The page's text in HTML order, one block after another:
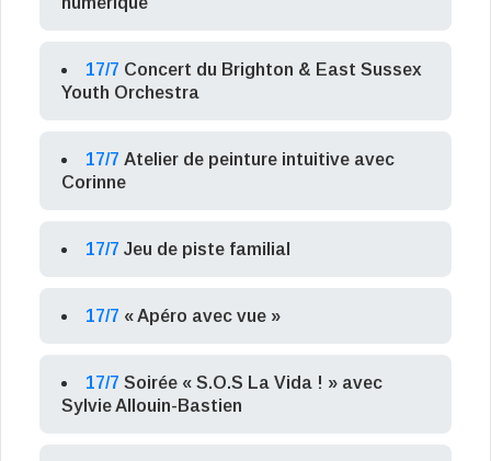
17/7 Concert du Brighton & East Sussex
Youth Orchestra
17/7 Atelier de peinture intuitive avec
Corinne
17/7 Jeu de piste familial
17/7 « Apéro avec vue »
17/7 Soirée « S.O.S La Vida ! » avec
Sylvie Allouin-Bastien